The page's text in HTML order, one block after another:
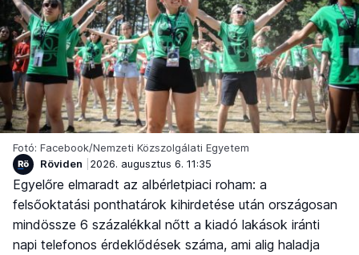
Fotó: Facebook/Nemzeti Közszolgálati Egyetem
Röviden
2026. augusztus 6. 11:35
Egyelőre elmaradt az albérletpiaci roham: a
felsőoktatási ponthatárok kihirdetése után országosan
mindössze 6 százalékkal nőtt a kiadó lakások iránti
napi telefonos érdeklődések száma, ami alig haladja